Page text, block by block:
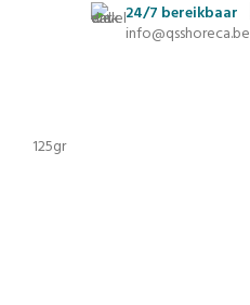
24/7 bereikbaar
info@qsshoreca.be
125gr